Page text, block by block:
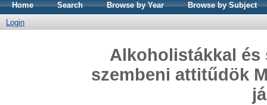
Home Search Browse by Year
Browse by Subject
Login
Alkoholistákkal és
szembeni attitűdök